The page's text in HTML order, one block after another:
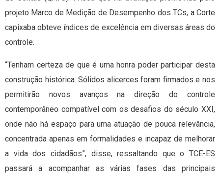
projeto Marco de Medição de Desempenho dos TCs, a Corte
capixaba obteve índices de excelência em diversas áreas do
controle.
“Tenham certeza de que é uma honra poder participar desta
construção histórica. Sólidos alicerces foram firmados e nos
permitirão novos avanços na direção do controle
contemporâneo compatível com os desafios do século XXI,
onde não há espaço para uma atuação de pouca relevância,
concentrada apenas em formalidades e incapaz de melhorar
a vida dos cidadãos”, disse, ressaltando que o TCE-ES
passará a acompanhar as várias fases das principais